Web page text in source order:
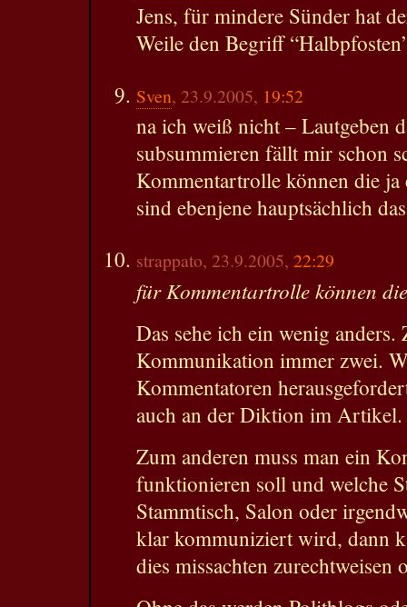
Jens, für mindere Sünder hat
Weile den Begriff
Sven, 23.9.2005, 19:52
na ich weiß nicht – Lautgeben
subsummieren fällt mir schon
Kommentartrolle können die
sind ebenjene hauptsächlich
strappato, 23.9.2005, 22:29
für Kommentartrolle können
Das sehe ich ein wenig
Kommunikation immer zwei.
Kommentatoren
auch an der Diktion im Artikel.
Zum anderen muss man ein
funktionieren soll und welche
Stammtisch, Salon oder
klar kommuniziert wird, dann
dies missachten zurechtweisen